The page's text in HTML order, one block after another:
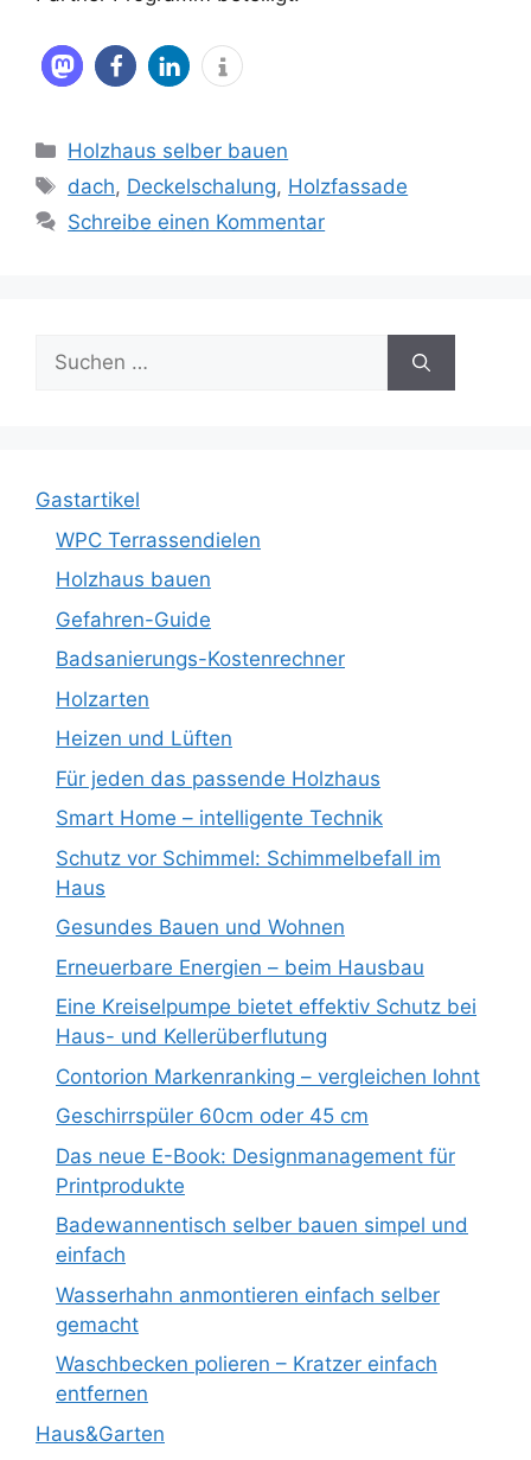
Kategorien
Holzhaus selber bauen
Schlagwörter
dach, Deckelschalung, Holzfassade
Schreibe einen Kommentar
Suche
nach:
Gastartikel
WPC Terrassendielen
Holzhaus bauen
Gefahren-Guide
Badsanierungs-Kostenrechner
Holzarten
Heizen und Lüften
Für jeden das passende Holzhaus
Smart Home – intelligente Technik
Schutz vor Schimmel: Schimmelbefall im
Haus
Gesundes Bauen und Wohnen
Erneuerbare Energien – beim Hausbau
Eine Kreiselpumpe bietet effektiv Schutz bei
Haus- und Kellerüberflutung
Contorion Markenranking – vergleichen lohnt
Geschirrspüler 60cm oder 45 cm
Das neue E-Book: Designmanagement für
Printprodukte
Badewannentisch selber bauen simpel und
einfach
Wasserhahn anmontieren einfach selber
gemacht
Waschbecken polieren – Kratzer einfach
entfernen
Haus&Garten